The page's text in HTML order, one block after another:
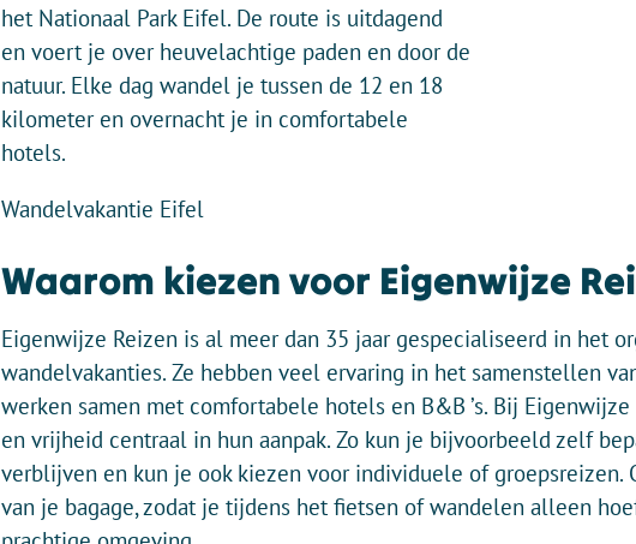
het Nationaal Park Eifel. De route is uitdagend
en voert je over heuvelachtige paden en door de
natuur. Elke dag wandel je tussen de 12 en 18
kilometer en overnacht je in comfortabele
hotels.
Wandelvakantie Eifel
Waarom kiezen voor Eigenwijze
Eigenwijze Reizen is al meer dan 35 jaar gespecialiseerd in het
wandelvakanties. Ze hebben veel ervaring in het samenstellen
werken samen met comfortabele hotels en B&B ’s. Bij
en vrijheid centraal in hun aanpak. Zo kun je bijvoorbeeld zelf
verblijven en kun je ook kiezen voor individuele of groepsreizen.
van je bagage, zodat je tijdens het fietsen of wandelen alleen